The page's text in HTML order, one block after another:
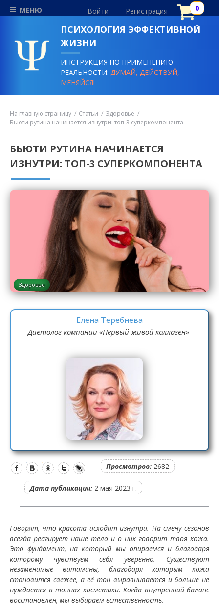
МЕНЮ Войти Регистрация
ПСИХОЛОГИЯ ЭФФЕКТИВНОЙ
ЖИЗНИ
ИНСТРУКЦИЯ ПО ПРИМЕНЕНИЮ
РЕАЛЬНОСТИ:ДУМАЙ, ДЕЙСТВУЙ,
МЕНЯЙСЯ!
На главную страницу Статьи
Здоровье
Бьюти рутина начинается изнутри: топ-3 суперкомпонента
БЬЮТИ РУТИНА НАЧИНАЕТСЯ
ИЗНУТРИ: ТОП-3 СУПЕРКОМПОНЕНТА
Здоровье
Елена Теребнева
Диетолог компании «Первый живой коллаген»
Просмотров: 2682
Дата публикации: 2 мая 2023 г.
Говорят, что красота исходит изнутри. На смену сезонов
всегда реагирует наше тело и о них говорит твоя кожа.
Это фундамент, на который мы опираемся и благодаря
которому чувствуем себя уверенно. Существуют
незаменимые витамины, благодаря которым кожа
становится свежее, а её тон выравнивается и больше не
нуждается в тоннах косметики. Когда внутренний баланс
восстановлен, мы выбираем естественность.